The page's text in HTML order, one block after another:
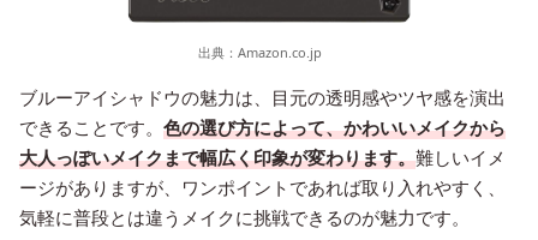
出典： Amazon.co.jp
ブルーアイシャドウの魅力は、目元の透明感やツヤ感を演出
できることです。 色の選び方によって、かわいいメイクから
大人っぽいメイクまで幅広く印象が変わります。難しいイメ
ージがありますが、ワンポイントであれば取り入れやすく、
気軽に普段とは違うメイクに挑戦できるのが魅力です。